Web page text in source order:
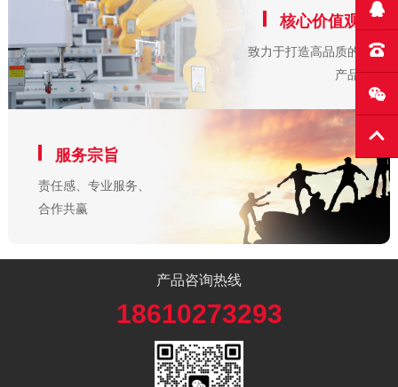
核心价值观
致力于打造高品质的
产品
服务宗旨
责任感、专业服务、
合作共赢
产品咨询热线
18610273293